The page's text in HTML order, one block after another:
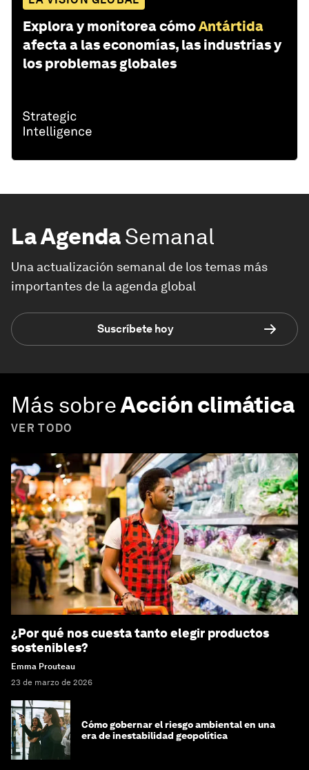
Explora y monitorea cómoAntártida
afecta a las economías, las industrias y
los problemas globales
La AgendaSemanal
Una actualización semanal de los temas más
importantes de la agenda global
Suscríbete hoy
Más sobreAcción climática
VER TODO
¿Por qué nos cuesta tanto elegir productos
sostenibles?
Emma Prouteau
23 de marzo de 2026
Cómo gobernar el riesgo ambiental en una
era de inestabilidad geopolítica